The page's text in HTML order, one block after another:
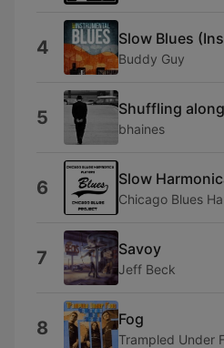
4 Slow Blues
Buddy Guy
5 Shuffling along
bhaines
6 Slow
Chicago Blues
7 Savoy
Jeff Beck
8 Fog
Trampled Under